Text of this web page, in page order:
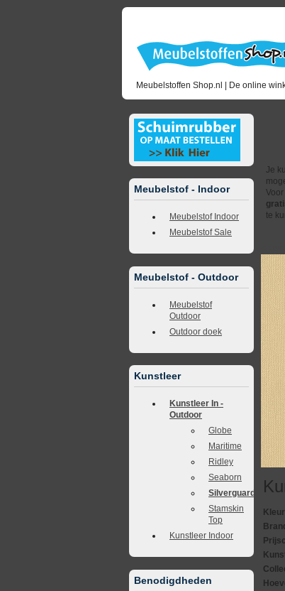
Meubelstoffen Shop.nl | De online
Meubelstof - Indoor
Meubelstof Indoor
Meubelstof Sale
Meubelstof - Outdoor
Meubelstof
Outdoor
Outdoor doek
Kunstleer
Kunstleer In -
Outdoor
Globe
Maritime
Ridley
Seaborn
Silverguard
Stamskin
Top
Kunstleer Indoor
Benodigdheden
Je
te
Kleur